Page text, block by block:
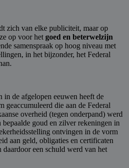
zich van elke publiciteit, maar op
op voor het goed en beterwelzijn
samenspraak op hoog niveau met
in het bijzonder, het Federal
​​in de afgelopen eeuwen heeft de
die aan de Federal
overheid (tegen onderpand) werd
goud en zilver rekeningen in
ontvingen in de vorm
aan geld, obligaties en certificaten
een schuld werd van het